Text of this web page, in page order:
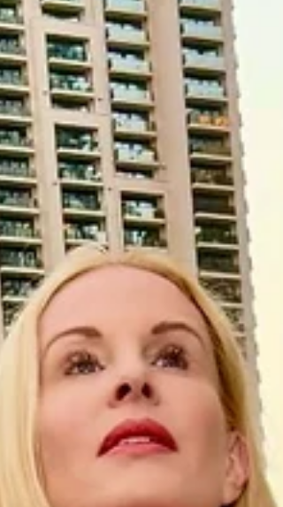
aus 100 % Maulbeerseide fühlt sich dagegen
unglaublich weich, glatt und federleicht an.
ist von Natur aus atmungsaktiv,
temperaturregulierend und besonders sanft zu
empfindlicher Haut – perfekt für einen